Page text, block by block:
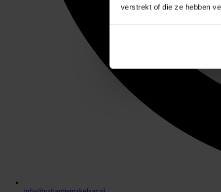
verstrekt of die ze hebben